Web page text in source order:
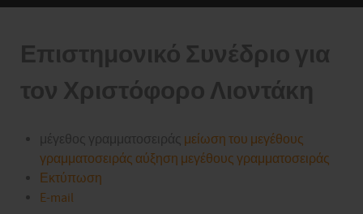
Επιστημονικό Συνέδριο για
τον Χριστόφορο Λιοντάκη
μέγεθος γραμματοσειράς μείωση του μεγέθους
γραμματοσειράς αύξηση μεγέθους γραμματοσειράς
Εκτύπωση
E-mail